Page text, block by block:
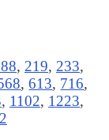
, 219, 233,
,613, 716,
, 1102, 1223,